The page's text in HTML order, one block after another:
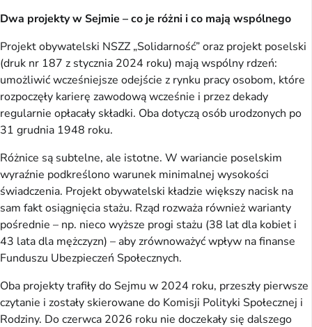
Dwa projekty w Sejmie – co je różni i co mają wspólnego
Projekt obywatelski NSZZ „Solidarność” oraz projekt poselski
(druk nr 187 z stycznia 2024 roku) mają wspólny rdzeń:
umożliwić wcześniejsze odejście z rynku pracy osobom, które
rozpoczęły karierę zawodową wcześnie i przez dekady
regularnie opłacały składki. Oba dotyczą osób urodzonych po
31 grudnia 1948 roku.
Różnice są subtelne, ale istotne. W wariancie poselskim
wyraźnie podkreślono warunek minimalnej wysokości
świadczenia. Projekt obywatelski kładzie większy nacisk na
sam fakt osiągnięcia stażu. Rząd rozważa również warianty
pośrednie – np. nieco wyższe progi stażu (38 lat dla kobiet i
43 lata dla mężczyzn) – aby zrównoważyć wpływ na finanse
Funduszu Ubezpieczeń Społecznych.
Oba projekty trafiły do Sejmu w 2024 roku, przeszły pierwsze
czytanie i zostały skierowane do Komisji Polityki Społecznej i
Rodziny. Do czerwca 2026 roku nie doczekały się dalszego